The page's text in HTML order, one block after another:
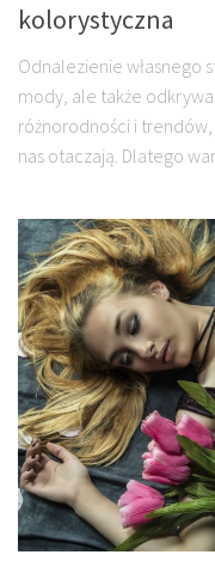
kolorystyczna
Odnalezienie własnego
mody, ale także
różnorodności i trendów,
nas otaczają. Dlatego